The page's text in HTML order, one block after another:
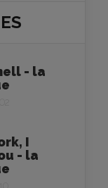
- la
I
- la